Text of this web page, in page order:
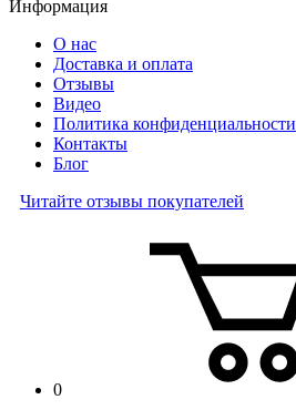
Информация
О нас
Доставка и оплата
Отзывы
Видео
Политика конфиденциальности
Контакты
Блог
Читайте отзывы покупателей
0